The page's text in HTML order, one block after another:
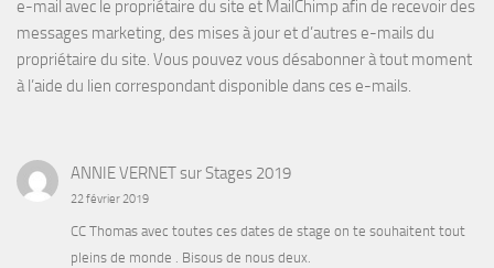
e-mail avec le propriétaire du site et MailChimp afin de recevoir des
messages marketing, des mises à jour et d’autres e-mails du
propriétaire du site. Vous pouvez vous désabonner à tout moment
à l’aide du lien correspondant disponible dans ces e-mails.
ANNIE VERNETsur Stages 2019
22 février 2019
CC Thomas avec toutes ces dates de stage on te souhaitent tout
pleins de monde . Bisous de nous deux.